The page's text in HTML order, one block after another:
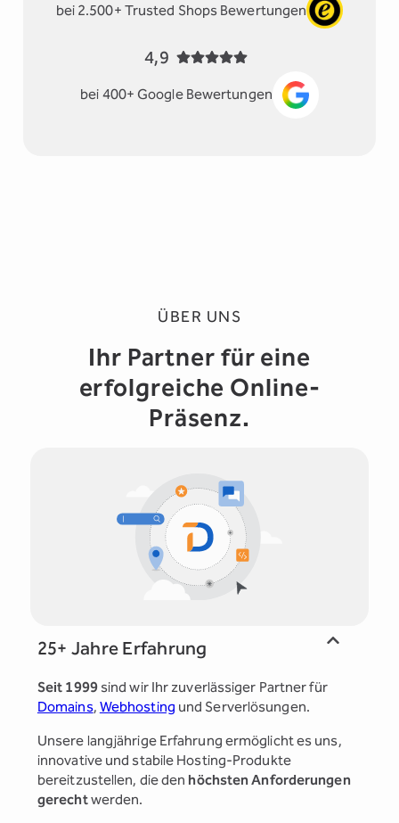
bei 2.500+ Trusted Shops Bewertungen
4,9
bei 400+ Google Bewertungen
ÜBER UNS
Ihr Partner für eine
erfolgreiche Online-
Präsenz.
25+ Jahre Erfahrung
Seit 1999 sind wir Ihr zuverlässiger Partner für
Domains, Webhosting und Serverlösungen.
Unsere langjährige Erfahrung ermöglicht es uns,
innovative und stabile Hosting-Produkte
bereitzustellen, die den höchsten Anforderungen
gerechtwerden.